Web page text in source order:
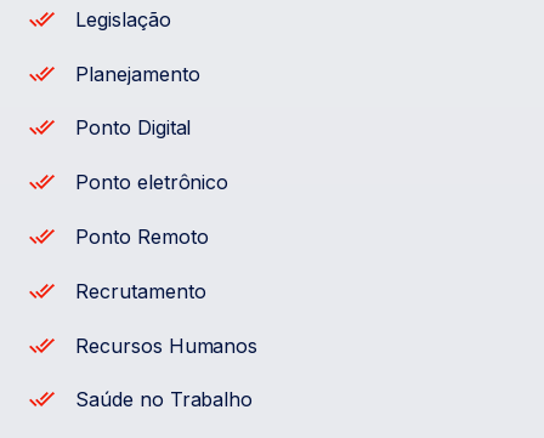
Legislação
Planejamento
Ponto Digital
Ponto eletrônico
Ponto Remoto
Recrutamento
Recursos Humanos
Saúde no Trabalho